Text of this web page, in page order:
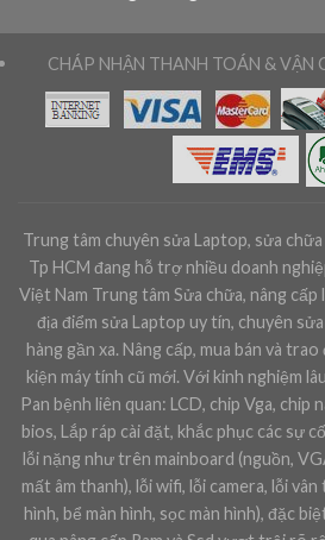
CHÁP NHẬN THANH TOÁN & VẬN
Trung tâm chuyên sửa Laptop, sửa
Tp HCM đang hỗ trợ nhiều doanh
Việt Nam Trung tâm Sửa chữa, nâng
địa điểm sửa Laptop uy tín, chuyên
hàng gần xa. Nâng cấp, mua bán và
kiện máy tính cũ mới. Với kinh nghiệm
Pan bệnh liên quan: LCD, chip Vga, chip
bios, Lắp ráp cài đặt, khắc phục các sự
lỗi nặng như trên mainboard (nguồn,
mất âm thanh), lỗi wifi, lỗi camera, lỗi vân
hình, bể màn hình, sọc màn hình), đặc